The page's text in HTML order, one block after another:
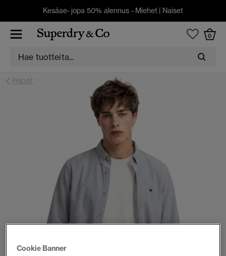
Kesäae- jopa 50% alennus - Miehet | Naiset
0
PAIDAT
Cookie Banner